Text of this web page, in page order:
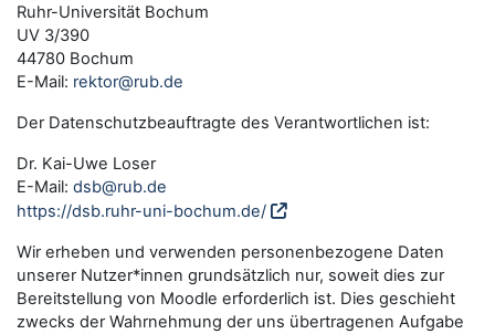
Ruhr-Universität Bochum
UV 3/390
44780 Bochum
E-Mail: rektor@rub.de
Der Datenschutzbeauftragte des Verantwortlichen ist:
Dr. Kai-Uwe Loser
E-Mail: dsb@rub.de
https://dsb.ruhr-uni-bochum.de/
Wir erheben und verwenden personenbezogene Daten
unserer Nutzer*innen grundsätzlich nur, soweit dies zur
Bereitstellung von Moodle erforderlich ist. Dies geschieht
zwecks der Wahrnehmung der uns übertragenen Aufgabe